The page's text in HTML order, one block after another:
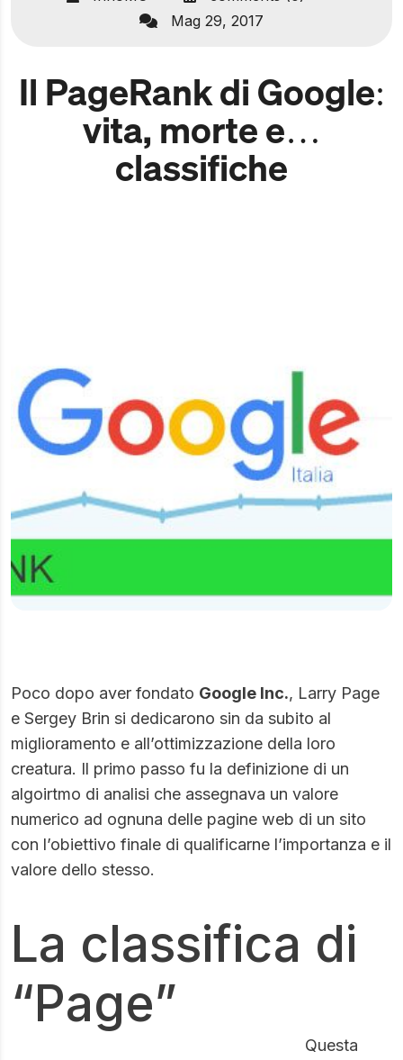
Mag 29, 2017
Il PageRank di Google:
vita, morte e…
classifiche
Poco dopo aver fondato Google Inc., Larry Page
e Sergey Brin si dedicarono sin da subito al
miglioramento e all’ottimizzazione della loro
creatura. Il primo passo fu la definizione di un
algoirtmo di analisi che assegnava un valore
numerico ad ognuna delle pagine web di un sito
con l’obiettivo finale di qualificarne l’importanza e il
valore dello stesso.
La classifica di
“Page”
Questa